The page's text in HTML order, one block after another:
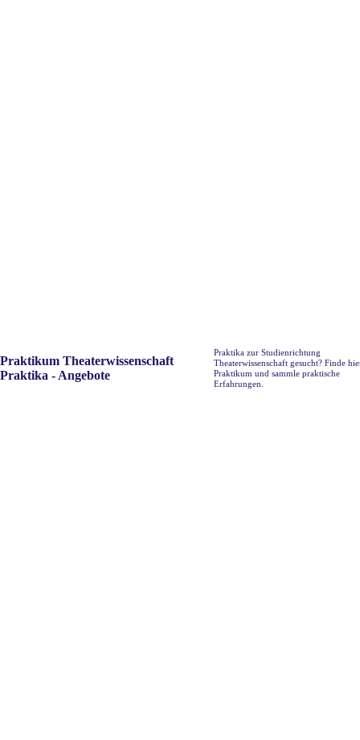
Praktikum Theaterwissenschaft
Praktika - Angebote
Praktika zur Studienrichtung
Theaterwissenschaft gesucht? Finde
Praktikum und sammle praktische
Erfahrungen.